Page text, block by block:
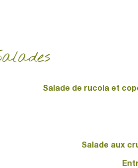
Salade de rucola et
Salade aux